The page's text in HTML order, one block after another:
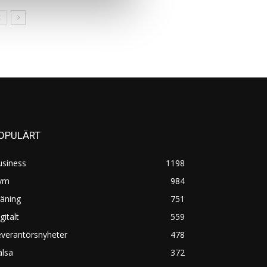
1198
984
751
559
478
372